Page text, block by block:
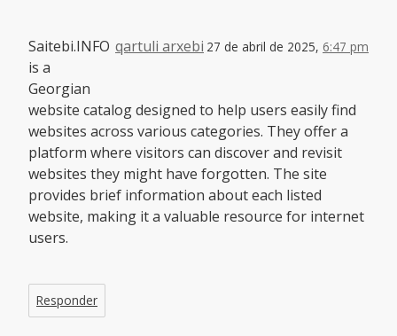
qartuli arxebi 27 de abril de 2025, 6:47 pm
Saitebi.INFO
is a
Georgian
website catalog designed to help users easily find
websites across various categories. They offer a
platform where visitors can discover and revisit
websites they might have forgotten. The site
provides brief information about each listed
website, making it a valuable resource for internet
users.
Responder